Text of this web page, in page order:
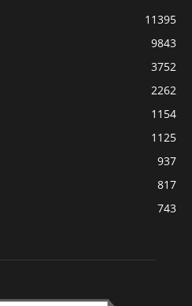
11395
9843
3752
2262
1154
1125
937
817
743